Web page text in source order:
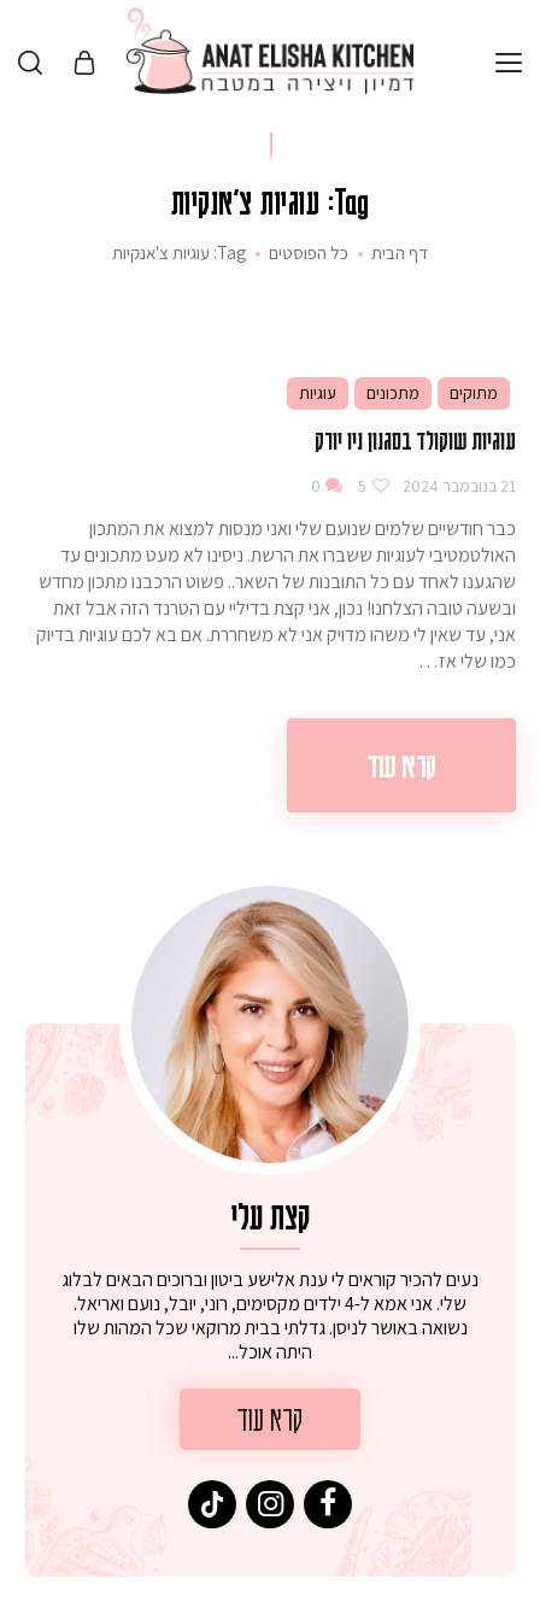
Tag: עוגיות צ'אנקיות
דף הבית כל הפוסטים Tag: עוגיות צ'אנקיות
מתוקים מתכונים עוגיות
עוגיות שוקולד בסגנון ניו יורק
21 בנובמבר 2024 5
0
כבר חודשיים שלמים שנועם שלי ואני מנסות למצוא את המתכון
האולטמטיבי לעוגיות ששברו את הרשת. ניסינו לא מעט מתכונים עד
שהגענו לאחד עם כל התובנות של השאר.. פשוט הרכבנו מתכון מחדש
ובשעה טובה הצלחנו! נכון, אני קצת בדיליי עם הטרנד הזה אבל זאת
אני, עד שאין לי משהו מדויק אני לא משחררת. אם בא לכם עוגיות בדיוק
כמו שלי אז…
קרא עוד
קצת עלי
נעים להכיר קוראים לי ענת אלישע ביטון וברוכים הבאים לבלוג
שלי. אני אמא ל-4 ילדים מקסימים, רוני, יובל, נועם ואריאל.
נשואה באושר לניסן. גדלתי בבית מרוקאי שכל המהות שלו
היתה אוכל...
קרא עוד